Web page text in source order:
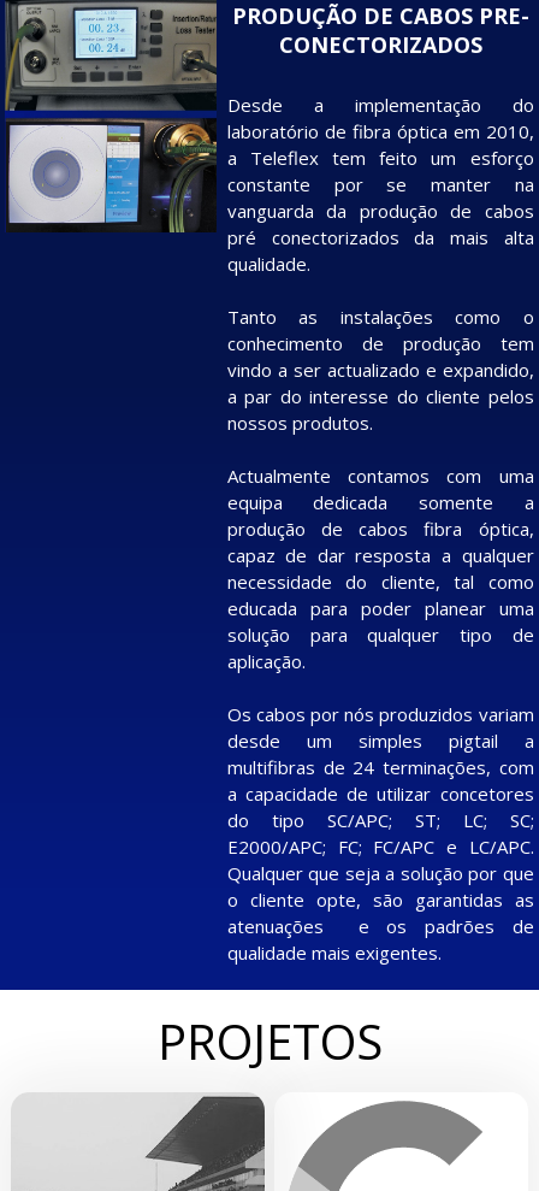
PRODUÇÃO DE CABOS PRE-
CONECTORIZADOS
Desde a implementação do
laboratório de fibra óptica em 2010,
a Teleflex tem feito um esforço
constante por se manter na
vanguarda da produção de cabos
pré conectorizados da mais alta
qualidade.
Tanto as instalações como o
conhecimento de produção tem
vindo a ser actualizado e expandido,
a par do interesse do cliente pelos
nossos produtos.
Actualmente contamos com uma
equipa dedicada somente a
produção de cabos fibra óptica,
capaz de dar resposta a qualquer
necessidade do cliente, tal como
educada para poder planear uma
solução para qualquer tipo de
aplicação.
Os cabos por nós produzidos variam
desde um simples pigtail a
multifibras de 24 terminações, com
a capacidade de utilizar concetores
do tipo SC/APC; ST; LC; SC;
E2000/APC; FC; FC/APC e LC/APC.
Qualquer que seja a solução por que
o cliente opte, são garantidas as
atenuações e os padrões de
qualidade mais exigentes.
PROJETOS